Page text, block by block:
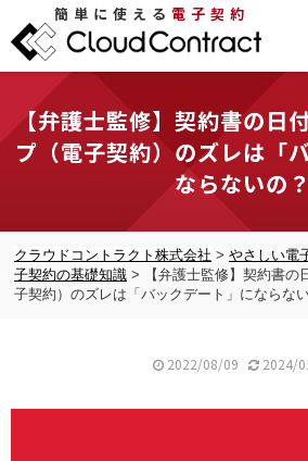
簡単に使える 電子契約
【弁護士監修】契約書の日
プ（電子契約）のズレは「
ならないの？
クラウドコントラクト株式会社 > やさしい電
子契約の基礎知識 >
【弁護士監修】契約書
子契約）のズレは「バックデート」にならな
2022/08/09 2024/